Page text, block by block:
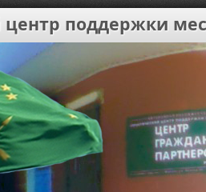
поддержки